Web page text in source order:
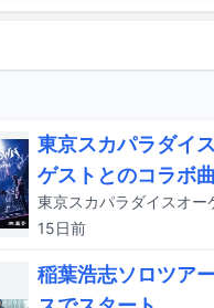
東京スカパラダイ
ゲストとのコラボ
15日前
稲葉浩志ソロツア